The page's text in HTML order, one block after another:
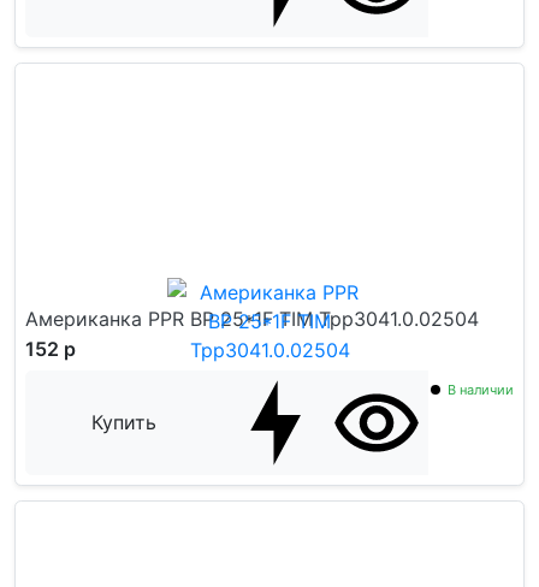
Американка PPR ВР 25*1F TIM Tpp3041.0.02504
152 р
Купить
В наличии